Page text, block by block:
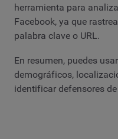
herramienta para
Facebook, ya que
palabra clave o URL.
En resumen, puedes
demográficos,
identificar defensores